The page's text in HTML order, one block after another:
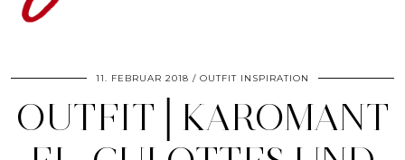
11. FEBRUAR 2018 OUTFIT INSPIRATION
OUTFIT│KAROMANT